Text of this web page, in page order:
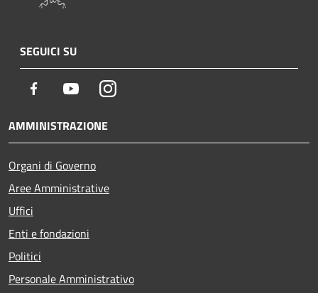
SEGUICI SU
Facebook YoutubeInstagram
AMMINISTRAZIONE
Organi di Governo
Aree Amministrative
Uffici
Enti e fondazioni
Politici
Personale Amministrativo